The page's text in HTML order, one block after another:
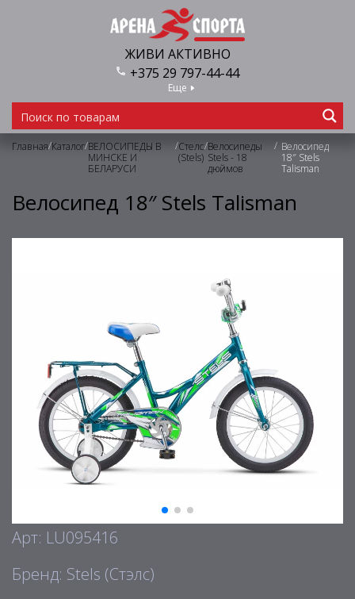
ЖИВИ АКТИВНО
+375 29 797-44-44
Еще
Главная/Каталог/ВЕЛОСИПЕДЫ В
МИНСКЕ И
БЕЛАРУСИ
/Стелс
(Stels)
/Велосипеды
Stels - 18
дюймов
/ Велосипед
18″ Stels
Talisman
Велосипед 18″ Stels Talisman
Арт: LU095416
Бренд: Stels (Стэлс)